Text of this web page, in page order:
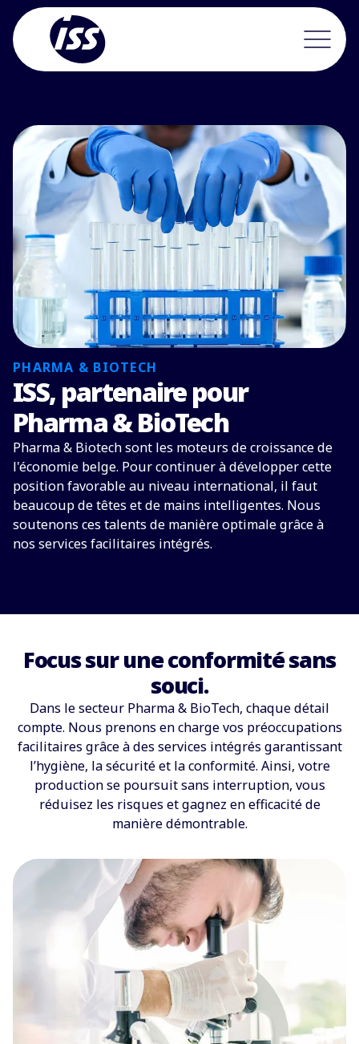
PHARMA & BIOTECH
ISS, partenaire pour
Pharma & BioTech
Pharma & Biotech sont les moteurs de croissance de
l'économie belge. Pour continuer à développer cette
position favorable au niveau international, il faut
beaucoup de têtes et de mains intelligentes. Nous
soutenons ces talents de manière optimale grâce à
nos services facilitaires intégrés.
Focus sur une conformité sans
souci.
Dans le secteur Pharma & BioTech, chaque détail
compte. Nous prenons en charge vos préoccupations
facilitaires grâce à des services intégrés garantissant
l’hygiène, la sécurité et la conformité. Ainsi, votre
production se poursuit sans interruption, vous
réduisez les risques et gagnez en efficacité de
manière démontrable.